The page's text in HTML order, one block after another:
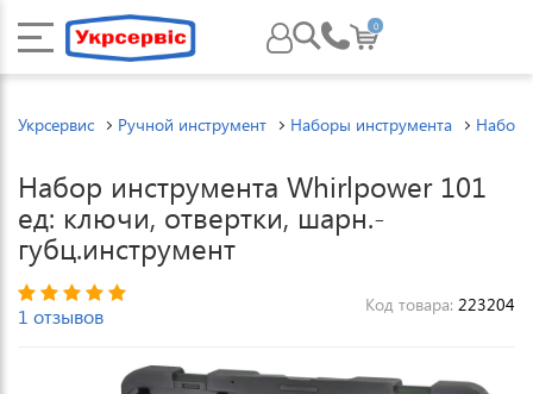
0
Укрсервис Ручной инструмент Наборы инструмента
Набор инструмента Whirlpower 101
ед: ключи, отвертки, шарн.-
губц.инструмент
1 отзывов Код товара: 223204